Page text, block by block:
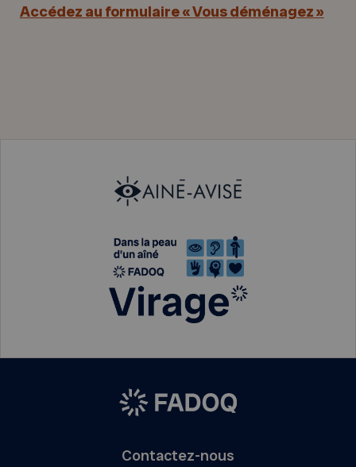
Accédez au formulaire « Vous déménagez »
Contactez-nous